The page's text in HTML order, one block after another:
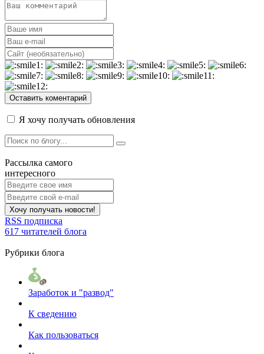
Оставить коментарий
Я хочу получать обновления
Рассылка самого
интересного
Хочу получать новости!
RSS подписка
617 читателей блога
Рубрики блога
Заработок и "развод"
К сведению
Как пользоваться